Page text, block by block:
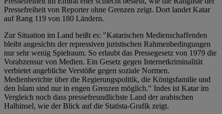
Pressefreiheit von Reporter ohne Grenzen zeigt. Dort landet Katar
auf Rang 119 von 180 Ländern.
Zur Situation im Land heißt es: "Katarischen Medienschaffenden
bleibt angesichts der repressiven juristischen Rahmenbedingungen
nur sehr wenig Spielraum. So erlaubt das Pressegesetz von 1979 die
Vorabzensur von Medien. Ein Gesetz gegen Internetkriminalität
verbietet angebliche Verstöße gegen soziale Normen.
Medienberichte über die Regierungspolitik, die Königsfamilie und
den Islam sind nur in engen Grenzen möglich." Indes ist Katar im
Vergleich noch dass pressefreundlichste Land der arabischen
Halbinsel, wie der Blick auf die Statista-Grafik zeigt.